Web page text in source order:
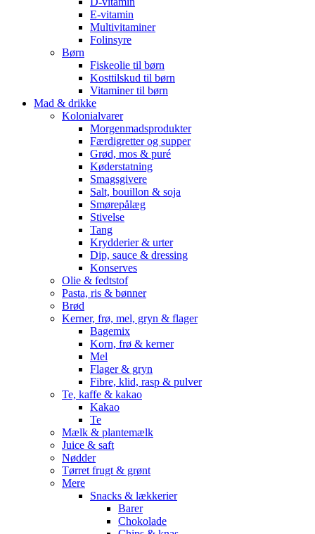
E-vitamin
Multivitaminer
Folinsyre
Børn
Fiskeolie til børn
Kosttilskud til børn
Vitaminer til børn
Mad & drikke
Kolonialvarer
Morgenmadsprodukter
Færdigretter og supper
Grød, mos & puré
Køderstatning
Smagsgivere
Salt, bouillon & soja
Smørepålæg
Stivelse
Tang
Krydderier & urter
Dip, sauce & dressing
Konserves
Olie & fedtstof
Pasta, ris & bønner
Brød
Kerner, frø, mel, gryn & flager
Bagemix
Korn, frø & kerner
Mel
Flager & gryn
Fibre, klid, rasp & pulver
Te, kaffe & kakao
Kakao
Te
Mælk & plantemælk
Juice & saft
Nødder
Tørret frugt & grønt
Mere
Snacks & lækkerier
Barer
Chokolade